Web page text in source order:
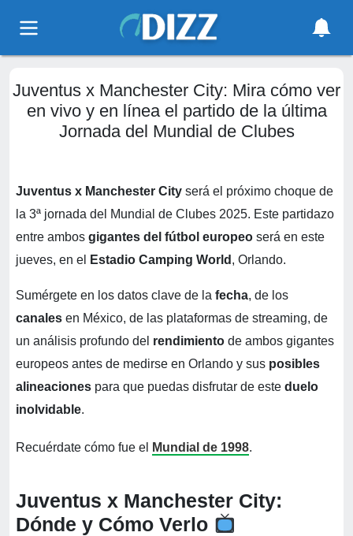
Juventus x Manchester City: Mira cómo ver
en vivo y en línea el partido de la última
Jornada del Mundial de Clubes
Juventus x Manchester City será el próximo choque de
la 3ª jornada del Mundial de Clubes 2025. Este partidazo
entre ambos gigantes del fútbol europeo será en este
jueves, en el
Estadio Camping World , Orlando.
Sumérgete en los datos clave de la fecha, de los
canales en México, de las plataformas de streaming, de
un análisis profundo del rendimiento de ambos gigantes
europeos antes de medirse en Orlando y sus posibles
alineaciones para que puedas disfrutar de este duelo
inolvidable.
Recuérdate cómo fue el Mundial de 1998.
Juventus x Manchester City:
Dónde y Cómo Verlo